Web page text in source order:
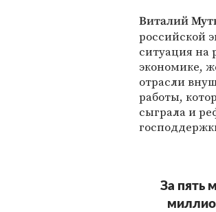
Виталий
российской
ситуация на
экономике,
отрасли
работы,
сыграла и
За пять